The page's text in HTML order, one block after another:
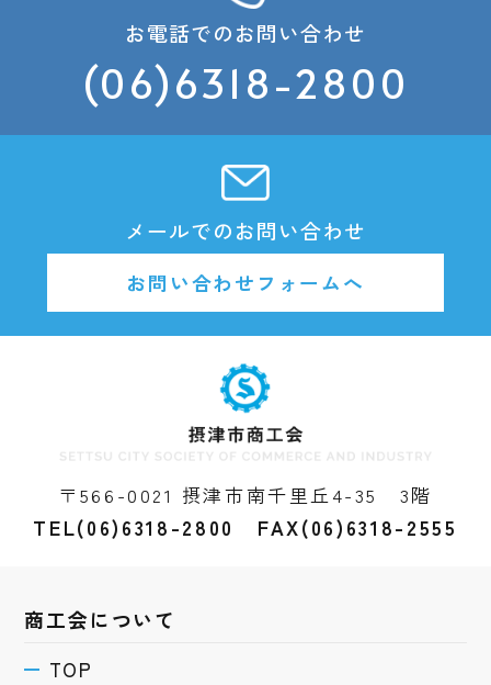
お電話でのお問い合わせ
(06)6318-2800
メールでのお問い合わせ
お問い合わせフォームへ
〒566-0021 摂津市南千里丘4-35 3階
TEL(06)6318-2800 FAX(06)6318-2555
商工会について
TOP